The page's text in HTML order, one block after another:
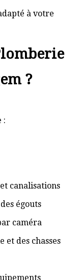
à votre
?
:
canalisations
égouts
caméra
des chasses